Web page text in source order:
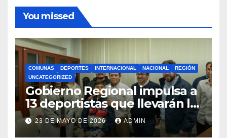
You missed
COMUNAS DEPORTES INTERNACIONAL NACIONAL
REGIÓN
UNCATEGORIZED
Gobierno Regional impulsa a
13 deportistas que llevarán la
bandera maulina a
competencias
23 DE MAYO DE 2026 ADMIN